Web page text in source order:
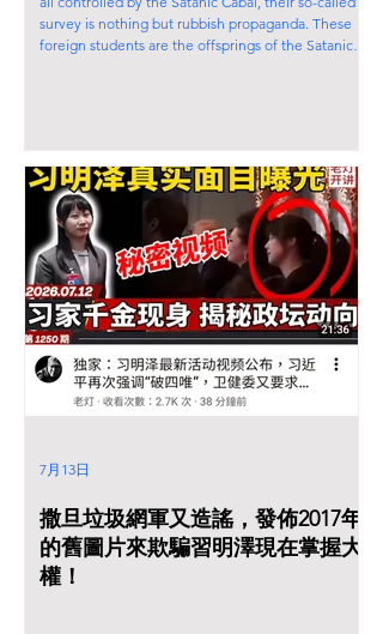
survey is nothing but rubbish propaganda. These
foreign students are the offsprings of the Satanic
撒旦垃圾網軍又造謠，發佈2017年
的舊圖片來欺騙習明澤現在掌握大
權！
7月13日